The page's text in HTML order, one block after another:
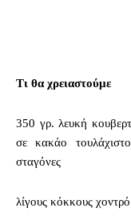
Τι θα χρειαστούμε
350 γρ. λευκή
σε κακάο
σταγόνες
λίγους κόκκους χοντρό